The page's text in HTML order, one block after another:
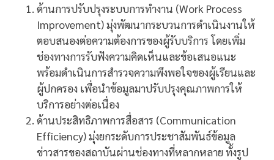
ด้านการปรับปรุงระบบการทำงาน (Work Process
Improvement) มุ่งพัฒนากระบวนการดำเนินงานให้
ตอบสนองต่อความต้องการของผู้รับบริการ โดยเพิ่ม
ช่องทางการรับฟังความคิดเห็นและข้อเสนอแนะ
พร้อมดำเนินการสำรวจความพึงพอใจของผู้เรียนและ
ผู้ปกครอง เพื่อนำข้อมูลมาปรับปรุงคุณภาพการให้
บริการอย่างต่อเนื่อง
ด้านประสิทธิภาพการสื่อสาร (Communication
Efficiency) มุ่งยกระดับการประชาสัมพันธ์ข้อมูล
ข่าวสารของสถาบันผ่านช่องทางที่หลากหลาย ทั้งรูป